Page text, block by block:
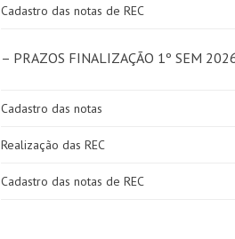
Cadastro das notas de REC
– PRAZOS FINALIZAÇÃO 1º SEM
Cadastro das notas
Realização das REC
Cadastro das notas de REC